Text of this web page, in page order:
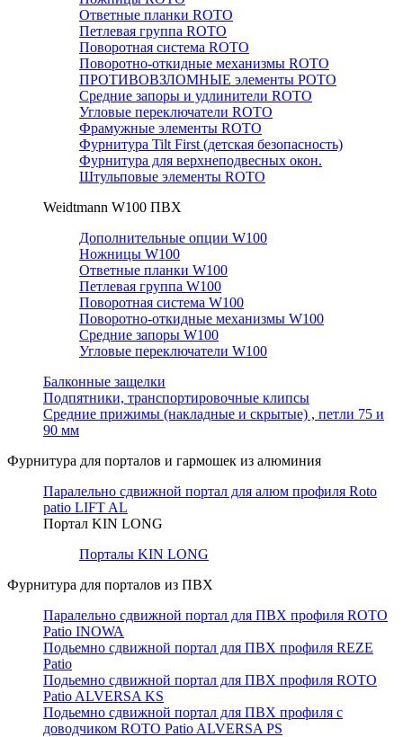
Ответные планки ROTO
Петлевая группа ROTO
Поворотная система ROTO
Поворотно-откидные механизмы ROTO
ПРОТИВОВЗЛОМНЫЕ элементы РОТО
Средние запоры и удлинители ROTO
Угловые переключатели ROTO
Фрамужные элементы ROTO
Фурнитура Tilt First (детская безопасность)
Фурнитура для верхнеподвесных окон.
Штульповые элементы ROTO
Weidtmann W100 ПВХ
Дополнительные опции W100
Ножницы W100
Ответные планки W100
Петлевая группа W100
Поворотная система W100
Поворотно-откидные механизмы W100
Средние запоры W100
Угловые переключатели W100
Балконные защелки
Подпятники, транспортировочные клипсы
Средние прижимы (накладные и скрытые) , петли 75 и
90 мм
Фурнитура для порталов и гармошек из алюминия
Паралельно сдвижной портал для алюм профиля Roto
patio LIFT AL
Портал KIN LONG
Порталы KIN LONG
Фурнитура для порталов из ПВХ
Паралельно сдвижной портал для ПВХ профиля ROTO
Patio INOWA
Подьемно сдвижной портал для ПВХ профиля REZE
Patio
Подьемно сдвижной портал для ПВХ профиля ROTO
Patio ALVERSA KS
Подьемно сдвижной портал для ПВХ профиля с
доводчиком ROTO Patio ALVERSA PS